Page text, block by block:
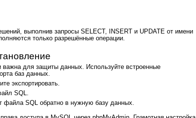
выполнив запросы SELECT, INSERT и UPDATE от имени
только разрешённые операции.
важна для защиты данных. Используйте встроенные
баз данных.
экспортировать.
SQL.
файла SQL обратно в нужную базу данных.